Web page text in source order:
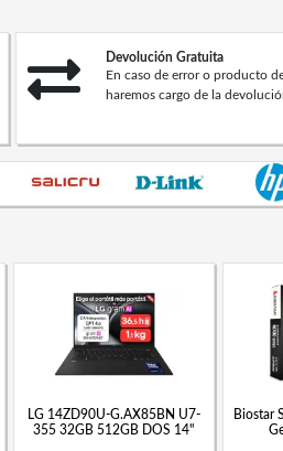
Devolución Gratuita
En caso de error o producto
haremos cargo de la
LG 14ZD90U-G.AX85BN U7-
355 32GB 512GB DOS 14"
Biostar